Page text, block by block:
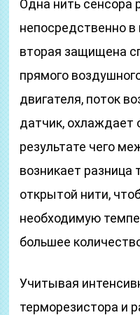
Одна нить сенсора
непосредственно
вторая защищена
прямого
двигателя, поток
датчик, охлаждает
результате чего
возникает разница
открытой нити,
необходимую
большее
Учитывая
терморезистора и